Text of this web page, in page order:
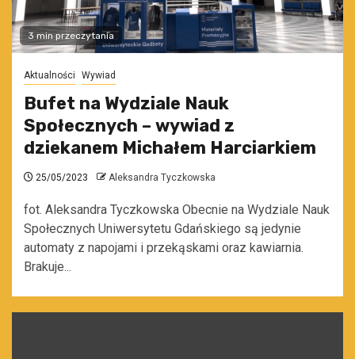
3 min przeczytania
Aktualności Wywiad
Bufet na Wydziale Nauk
Społecznych – wywiad z
dziekanem Michałem Harciarkiem
25/05/2023 Aleksandra Tyczkowska
fot. Aleksandra Tyczkowska Obecnie na Wydziale Nauk
Społecznych Uniwersytetu Gdańskiego są jedynie
automaty z napojami i przekąskami oraz kawiarnia.
Brakuje...